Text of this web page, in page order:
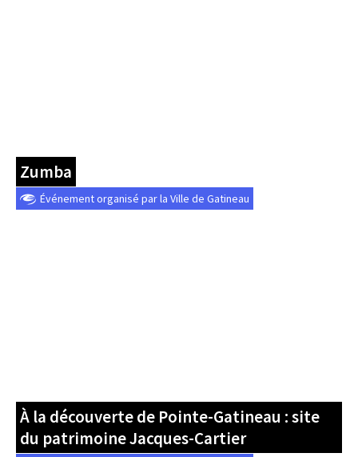
Zumba
Événement organisé par la Ville de Gatineau
À la découverte de Pointe-Gatineau : site
du patrimoine Jacques-Cartier